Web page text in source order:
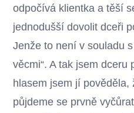
odpočívá klientka a těší
jednodušší dovolit dceři
Jenže to není v souladu
věcmi“. A tak jsem dceru
hlasem jsem jí pověděla,
půjdeme se prvně